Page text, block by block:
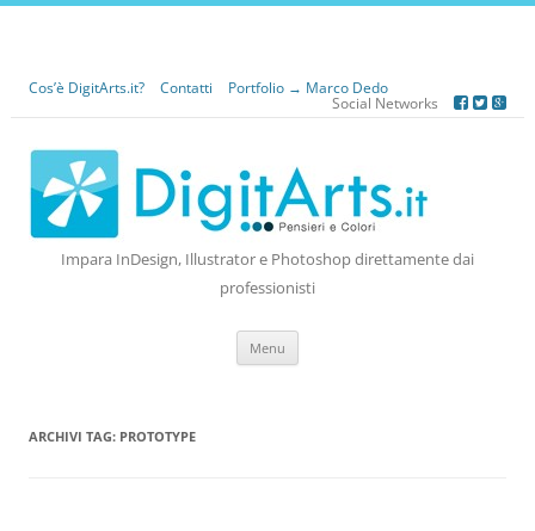
Cos’è DigitArts.it? Contatti
Portfolio → Marco Dedo
Social Networks
Impara InDesign, Illustrator e Photoshop direttamente dai
professionisti
Menu
ARCHIVI TAG: PROTOTYPE